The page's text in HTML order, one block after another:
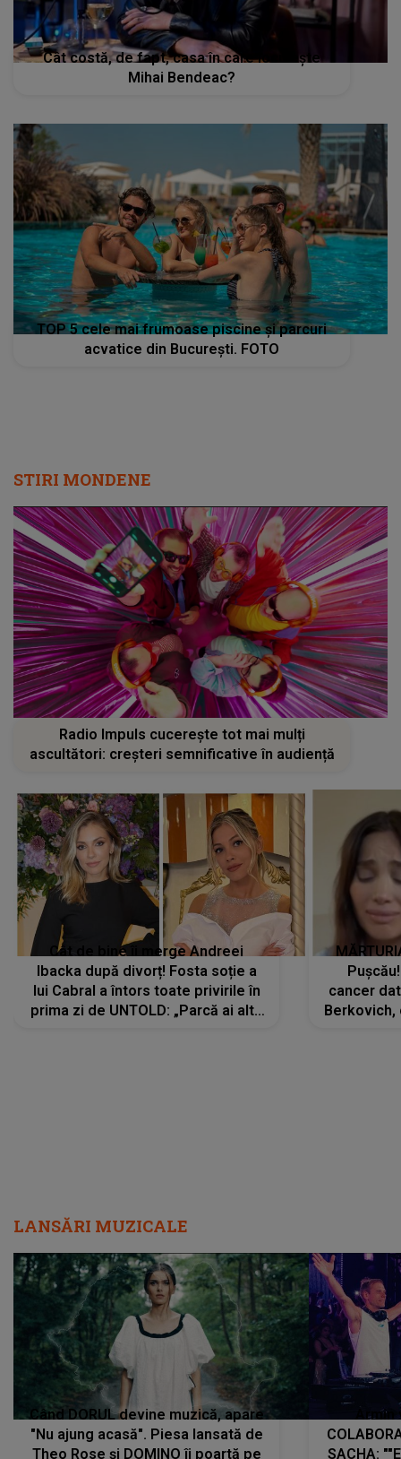
Cât costă, de fapt, casa în care locuiește
Mihai Bendeac?
TOP 5 cele mai frumoase piscine și parcuri
acvatice din București. FOTO
STIRI MONDENE
Radio Impuls cucerește tot mai mulți
ascultători: creșteri semnificative în audiență
Cât de bine îi merge Andreei
Ibacka după divorț! Fosta soție a
lui Cabral a întors toate privirile în
prima zi de UNTOLD: „Parcă ai altă
cancer
Berkovich,
LANSĂRI MUZICALE
Când DORUL devine muzică, apare
"Nu ajung acasă". Piesa lansată de
Theo Rose și DOMINO îi poartă pe
SACHA: